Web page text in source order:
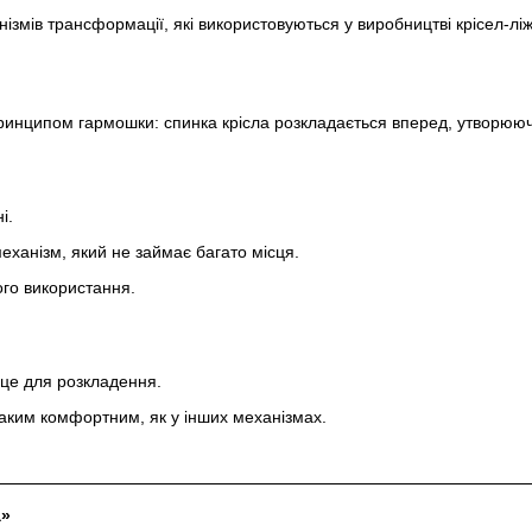
трансформації, які використовуються у виробництві крісел-
гармошки: спинка крісла розкладається вперед,
який не займає багато місця.
використання.
для розкладення.
комфортним, як у інших механізмах.